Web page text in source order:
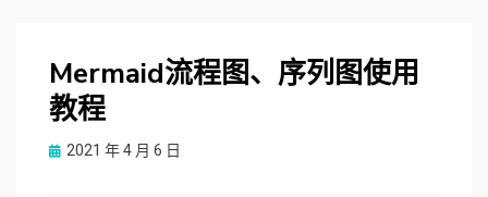
Mermaid流程图、序列图使用
教程
Posted
2021 年 4 月 6 日